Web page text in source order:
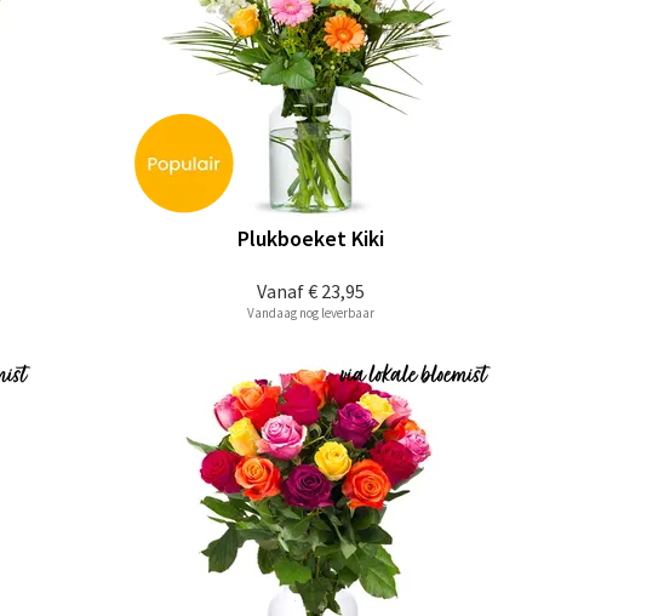
Vanaf€ 23,95
Plukboeket Kiki
Vandaag nog leverbaar